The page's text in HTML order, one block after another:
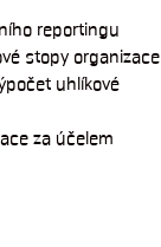
reportingu
stopy organizace
uhlíkové
za účelem